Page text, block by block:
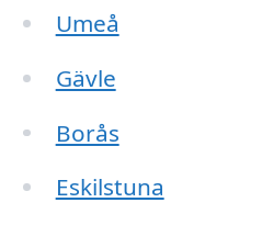
Umeå
Gävle
Borås
Eskilstuna